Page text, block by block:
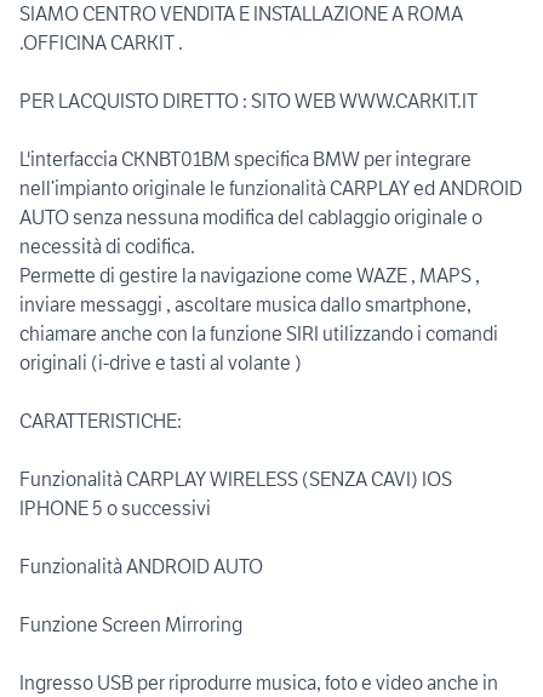
SIAMO CENTRO VENDITA E INSTALLAZIONE A ROMA
.OFFICINA CARKIT .
PER LACQUISTO DIRETTO : SITO WEB WWW.CARKIT.IT
L'interfaccia CKNBT01BM specifica BMW per integrare
nell’impianto originale le funzionalità CARPLAY ed ANDROID
AUTO senza nessuna modifica del cablaggio originale o
necessità di codifica.
Permette di gestire la navigazione come WAZE , MAPS ,
inviare messaggi , ascoltare musica dallo smartphone,
chiamare anche con la funzione SIRI utilizzando i comandi
originali (i-drive e tasti al volante )
CARATTERISTICHE:
Funzionalità CARPLAY WIRELESS (SENZA CAVI) IOS
IPHONE 5 o successivi
Funzionalità ANDROID AUTO
Funzione Screen Mirroring
Ingresso USB per riprodurre musica, foto e video anche in